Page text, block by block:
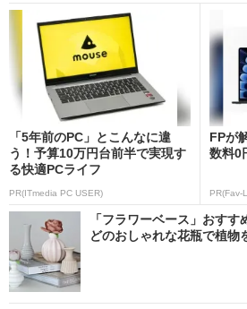
「5年前のPC」とこんなに違
う！予算10万円台前半で実現す
る快適PCライフ
PR(ITmedia PC USER)
FPが
数料0
PR(Fav-
「フラワーベース」おす
どのおしゃれな花瓶で植物